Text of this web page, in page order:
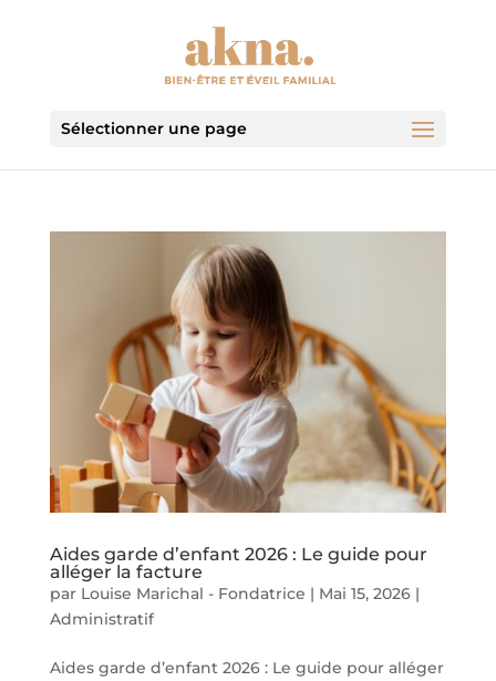
Sélectionner une page
Aides garde d’enfant 2026 : Le guide pour
alléger la facture
par Louise Marichal - Fondatrice | Mai 15, 2026|
Administratif
Aides garde d’enfant 2026 : Le guide pour alléger